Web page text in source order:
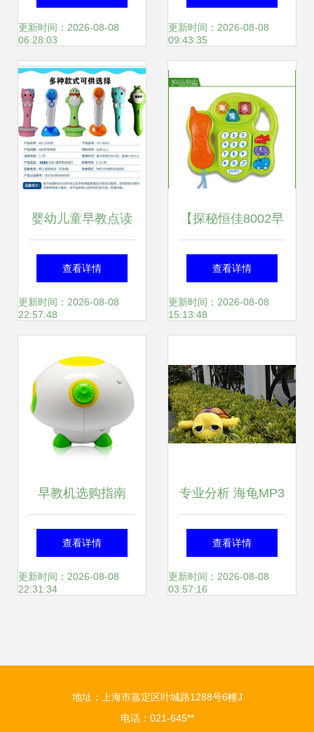
年
更新时间：2026-08-08
06:28:03
更新时间：2026-08-08
09:43:35
婴幼儿童早教点读
笔早教机 为0-6岁
宝宝开启英语启蒙
查看详情
更新时间：2026-08-08
22:57:48
【探秘恒佳8002早
教机】给宝宝快乐
的说话童趣工坊
查看详情
更新时间：2026-08-08
15:13:48
早教机选购指南
2023年优秀产品推
荐与解析
查看详情
更新时间：2026-08-08
22:31:34
专业分析 海龟MP3
星空投影仪——宝
宝安睡与早教功能
查看详情
更新时间：2026-08-08
03:57:16
地址：上海市嘉定区叶城路1288号6幢J
电话：021-645**